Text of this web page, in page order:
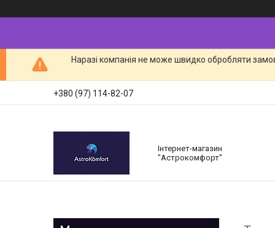
Наразі компанія не може швидко обробляти
+380 (97) 114-82-07
Інтернет-магазин
"Астрокомфорт"